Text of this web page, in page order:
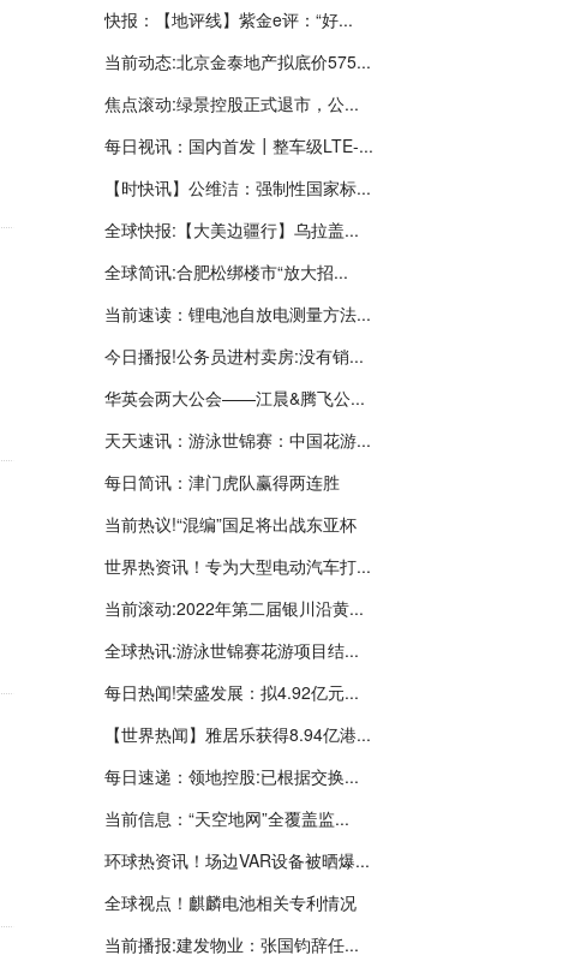
快报：【地评线】紫金e评：“好...
当前动态:北京金泰地产拟底价575...
焦点滚动:绿景控股正式退市，公...
每日视讯：国内首发┃整车级LTE-...
【时快讯】公维洁：强制性国家标...
全球快报:【大美边疆行】乌拉盖...
全球简讯:合肥松绑楼市“放大招...
当前速读：锂电池自放电测量方法...
今日播报!公务员进村卖房:没有销...
华英会两大公会——江晨&腾飞公...
天天速讯：游泳世锦赛：中国花游...
每日简讯：津门虎队赢得两连胜
当前热议!“混编”国足将出战东亚杯
世界热资讯！专为大型电动汽车打...
当前滚动:2022年第二届银川沿黄...
全球热讯:游泳世锦赛花游项目结...
每日热闻!荣盛发展：拟4.92亿元...
【世界热闻】雅居乐获得8.94亿港...
每日速递：领地控股:已根据交换...
当前信息：“天空地网”全覆盖监...
环球热资讯！场边VAR设备被晒爆...
全球视点！麒麟电池相关专利情况
当前播报:建发物业：张国钧辞任...